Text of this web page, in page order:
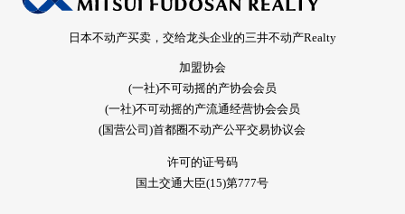
日本不动产买卖，交给龙头企业的三井不动产Realty
加盟协会
(一社)不可动摇的产协会会员
(一社)不可动摇的产流通经营协会会员
(国营公司)首都圈不动产公平交易协议会
许可的证号码
国土交通大臣(15)第777号